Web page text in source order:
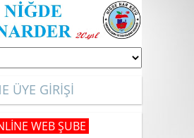
ÜYE GİRİŞİ
WEB ŞUBE